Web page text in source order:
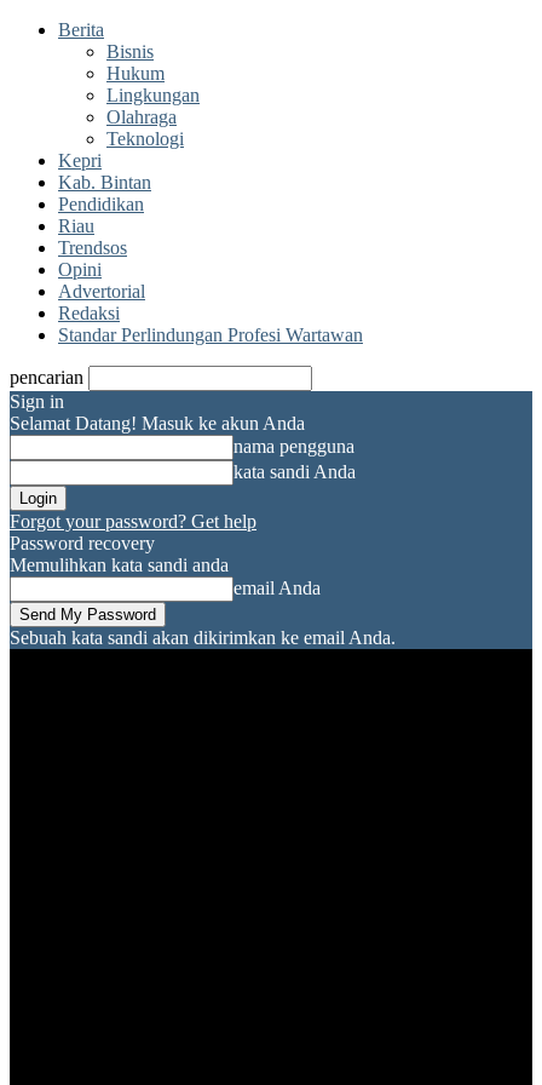
Berita
Bisnis
Hukum
Lingkungan
Olahraga
Teknologi
Kepri
Kab. Bintan
Pendidikan
Riau
Trendsos
Opini
Advertorial
Redaksi
Standar Perlindungan Profesi Wartawan
pencarian
Sign in
Selamat Datang! Masuk ke akun Anda
nama pengguna
kata sandi Anda
Forgot your password? Get help
Password recovery
Memulihkan kata sandi anda
email Anda
Sebuah kata sandi akan dikirimkan ke email Anda.